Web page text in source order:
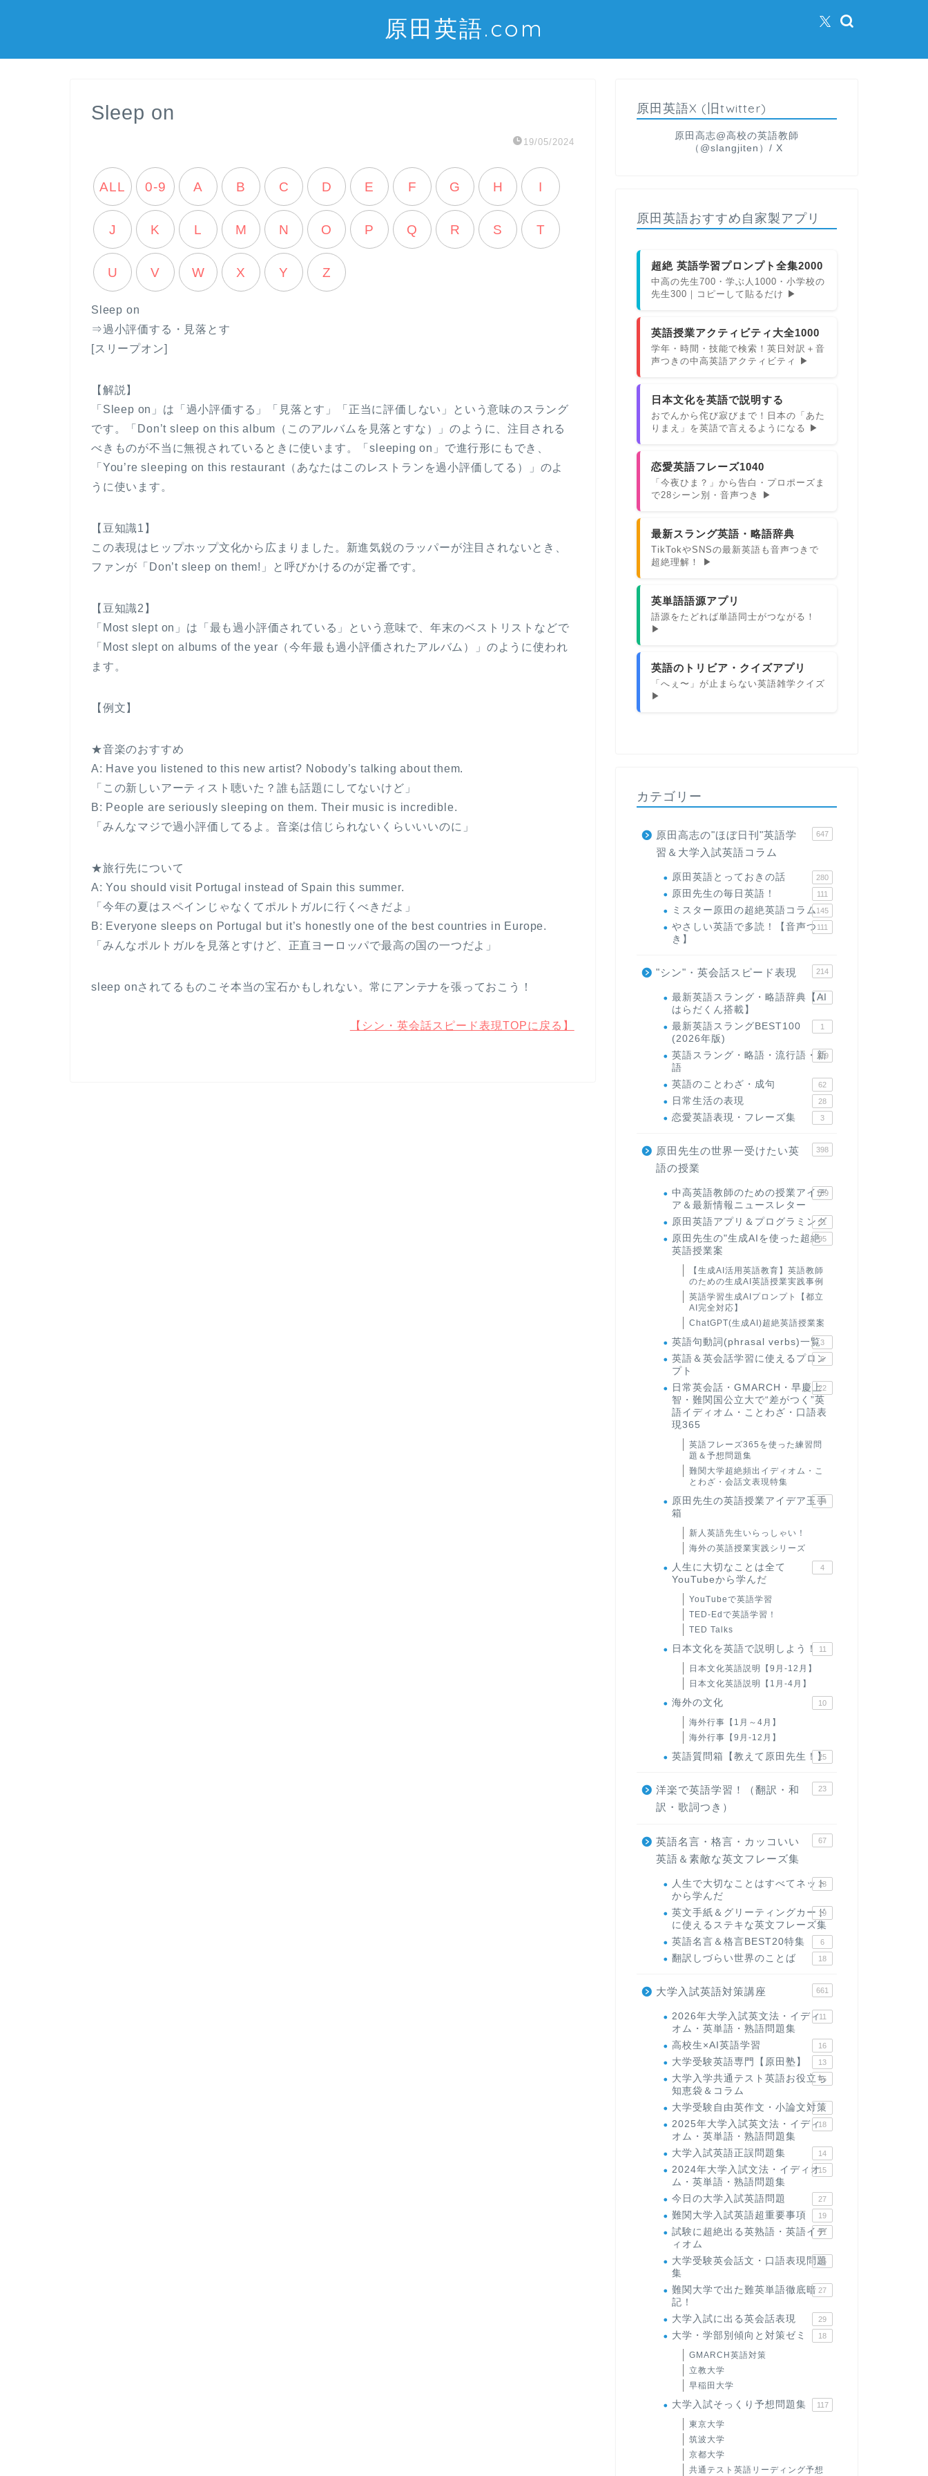
原田英語.com
Sleep on
19/05/2024
ALL 0-9 A B C D E F G H I
J K L M N O P Q R S T
U V W X Y Z
Sleep on
⇒過小評価する・見落とす
[スリープオン]
【解説】
「Sleep on」は「過小評価する」「見落とす」「正当に評価しない」という意味のスラング
です。「Don’t sleep on this album（このアルバムを見落とすな）」のように、注目される
べきものが不当に無視されているときに使います。「sleeping on」で進行形にもでき、
「You’re sleeping on this restaurant（あなたはこのレストランを過小評価してる）」のよ
うに使います。
【豆知識1】
この表現はヒップホップ文化から広まりました。新進気鋭のラッパーが注目されないとき、
ファンが「Don’t sleep on them!」と呼びかけるのが定番です。
【豆知識2】
「Most slept on」は「最も過小評価されている」という意味で、年末のベストリストなどで
「Most slept on albums of the year（今年最も過小評価されたアルバム）」のように使われ
ます。
【例文】
★音楽のおすすめ
A: Have you listened to this new artist? Nobody’s talking about them.
「この新しいアーティスト聴いた？誰も話題にしてないけど」
B: People are seriously sleeping on them. Their music is incredible.
「みんなマジで過小評価してるよ。音楽は信じられないくらいいいのに」
★旅行先について
A: You should visit Portugal instead of Spain this summer.
「今年の夏はスペインじゃなくてポルトガルに行くべきだよ」
B: Everyone sleeps on Portugal but it’s honestly one of the best countries in Europe.
「みんなポルトガルを見落とすけど、正直ヨーロッパで最高の国の一つだよ」
sleep onされてるものこそ本当の宝石かもしれない。常にアンテナを張っておこう！
【シン・英会話スピード表現TOPに戻る】
原田英語X (旧twitter)
原田高志@高校の英語教師
（@slangjiten）/ X
原田英語おすすめ自家製アプリ
超絶 英語学習プロンプト全集2000
中高の先生700・学ぶ人1000・小学校の
先生300｜コピーして貼るだけ ▶
英語授業アクティビティ大全1000
学年・時間・技能で検索！英日対訳＋音
声つきの中高英語アクティビティ ▶
日本文化を英語で説明する
おでんから侘び寂びまで！日本の「あた
りまえ」を英語で言えるようになる ▶
恋愛英語フレーズ1040
「今夜ひま？」から告白・プロポーズま
で28シーン別・音声つき ▶
最新スラング英語・略語辞典
TikTokやSNSの最新英語も音声つきで
超絶理解！ ▶
英単語語源アプリ
語源をたどれば単語同士がつながる！
▶
英語のトリビア・クイズアプリ
「へぇ〜」が止まらない英語雑学クイズ
▶
カテゴリー
原田高志の"ほぼ日刊"英語学
習＆大学入試英語コラム
647
原田英語とっておきの話 280
原田先生の毎日英語！ 111
ミスター原田の超絶英語コラム145
やさしい英語で多読！【音声つ
き】
111
"シン"・英会話スピード表現 214
最新英語スラング・略語辞典【AI
はらだくん搭載】
1
最新英語スラングBEST100
(2026年版)
1
英語スラング・略語・流行語・新
語
119
英語のことわざ・成句 62
日常生活の表現 28
恋愛英語表現・フレーズ集 3
原田先生の世界一受けたい英
語の授業
398
中高英語教師のための授業アイデ
ア＆最新情報ニュースレター
169
原田英語アプリ＆プログラミング
31
原田先生の"生成AIを使った超絶
英語授業案
95
【生成AI活用英語教育】英語教師
のための生成AI英語授業実践事例
英語学習生成AIプロンプト【都立
AI完全対応】
ChatGPT(生成AI)超絶英語授業案
英語句動詞(phrasal verbs)一覧3
英語＆英会話学習に使えるプロン
プト
6
日常英会話・GMARCH・早慶上
智・難関国公立大で“差がつく”英
語イディオム・ことわざ・口語表
現365
22
英語フレーズ365を使った練習問
題＆予想問題集
難関大学超絶頻出イディオム・こ
とわざ・会話文表現特集
原田先生の英語授業アイデア玉手
箱
24
新人英語先生いらっしゃい！
海外の英語授業実践シリーズ
人生に大切なことは全て
YouTubeから学んだ
4
YouTubeで英語学習
TED-Edで英語学習！
TED Talks
日本文化を英語で説明しよう！ 11
日本文化英語説明【9月-12月】
日本文化英語説明【1月-4月】
海外の文化 10
海外行事【1月～4月】
海外行事【9月-12月】
英語質問箱【教えて原田先生！】
25
洋楽で英語学習！（翻訳・和
訳・歌詞つき）
23
英語名言・格言・カッコいい
英語＆素敵な英文フレーズ集
67
人生で大切なことはすべてネット
から学んだ
23
英文手紙＆グリーティングカード
に使えるステキな英文フレーズ集
19
英語名言＆格言BEST20特集 6
翻訳しづらい世界のことば 18
大学入試英語対策講座 661
2026年大学入試英文法・イディ
オム・英単語・熟語問題集
11
高校生×AI英語学習 16
大学受験英語専門【原田塾】 13
大学入学共通テスト英語お役立ち
知恵袋＆コラム
45
大学受験自由英作文・小論文対策
8
2025年大学入試英文法・イディ
オム・英単語・熟語問題集
18
大学入試英語正誤問題集 14
2024年大学入試文法・イディオ
ム・英単語・熟語問題集
15
今日の大学入試英語問題 27
難関大学入試英語超重要事項 19
試験に超絶出る英熟語・英語イデ
ィオム
71
大学受験英会話文・口語表現問題
集
35
難関大学で出た難英単語徹底暗
記！
27
大学入試に出る英会話表現 29
大学・学部別傾向と対策ゼミ 18
GMARCH英語対策
立教大学
早稲田大学
大学入試そっくり予想問題集 117
東京大学
筑波大学
京都大学
共通テスト英語リーディング予想